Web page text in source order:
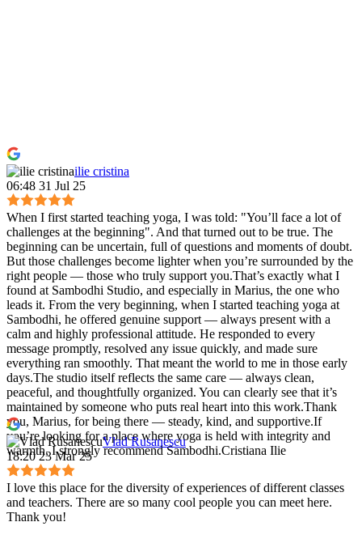
ilie cristina
06:48 31 Jul 25
When I first started teaching yoga, I was told: "You’ll face a lot of
challenges at the beginning". And that turned out to be true. The
beginning can be uncertain, full of questions and moments of doubt.
But those challenges become lighter when you’re surrounded by the
right people — those who truly support you.That’s exactly what I
found at Sambodhi Studio, and especially in Marius, the one who
leads it. From the very beginning, when I started teaching yoga at
Sambodhi, he offered genuine support — always present with a
calm and highly professional attitude. He responded to every
message promptly, resolved any issue quickly, and made sure
everything ran smoothly. That meant the world to me in those early
days.The studio itself reflects the same care — always clean,
peaceful, and thoughtfully organized. You can clearly see that it’s
maintained by someone who puts real heart into this work.Thank
you, Marius, for being there — steady, kind, and supportive.If
you’re looking for a place where yoga is held with integrity and
warmth, I strongly recommend Sambodhi.Cristiana Ilie
Vlad Rusanescu
18:20 23 Mar 25
I love this place for the diversity of experiences of different classes
and teachers. There are so many cool people you can meet here.
Thank you!